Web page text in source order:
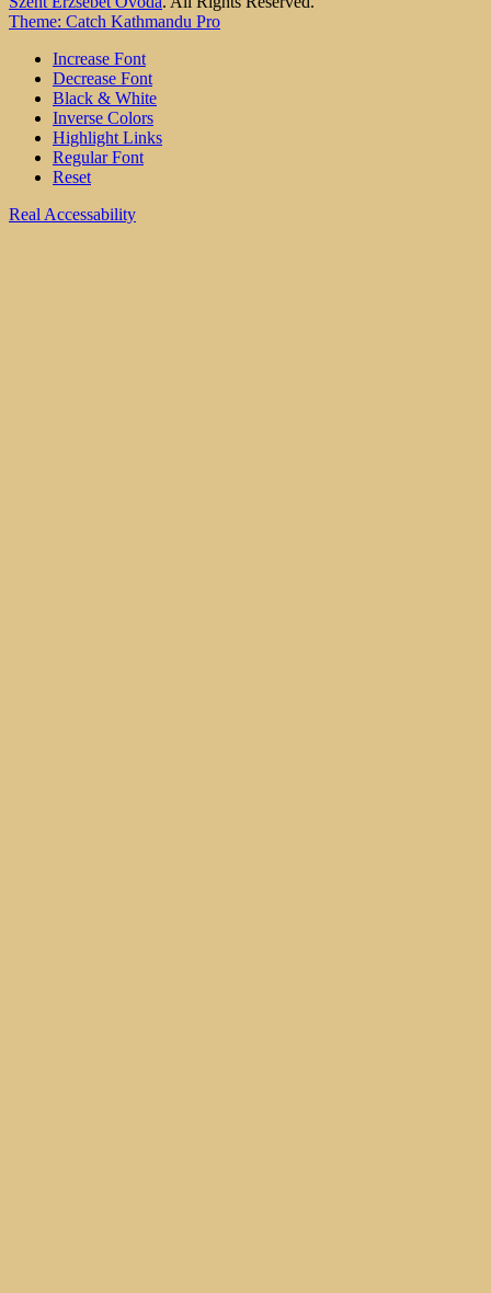
Theme: Catch Kathmandu Pro
Increase Font
Decrease Font
Black & White
Inverse Colors
Highlight Links
Regular Font
Reset
Real Accessability